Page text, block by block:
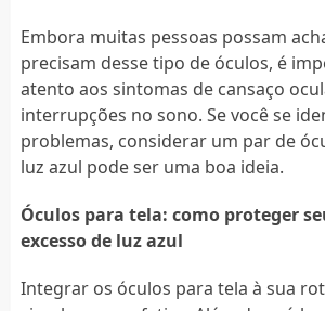
Embora muitas pessoas possam
precisam desse tipo de óculos, é
atento aos sintomas de cansaço
interrupções no sono. Se você se
problemas, considerar um par de
luz azul pode ser uma boa ideia.
Óculos para tela: como proteger
excesso de luz azul
Integrar os óculos para tela à sua